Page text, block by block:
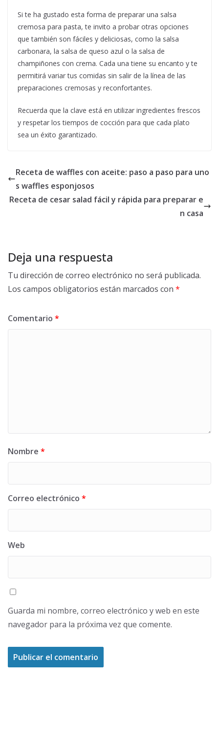
Si te ha gustado esta forma de preparar una salsa
cremosa para pasta, te invito a probar otras opciones
que también son fáciles y deliciosas, como la salsa
carbonara, la salsa de queso azul o la salsa de
champiñones con crema. Cada una tiene su encanto y te
permitirá variar tus comidas sin salir de la línea de las
preparaciones cremosas y reconfortantes.
Recuerda que la clave está en utilizar ingredientes frescos
y respetar los tiempos de cocción para que cada plato
sea un éxito garantizado.
Receta de waffles con aceite: paso a paso para uno
s waffles esponjosos
Receta de cesar salad fácil y rápida para preparar e
n casa
Deja una respuesta
Tu dirección de correo electrónico no será publicada.
Los campos obligatorios están marcados con *
Comentario *
Nombre *
Correo electrónico *
Web
Guarda mi nombre, correo electrónico y web en este
navegador para la próxima vez que comente.